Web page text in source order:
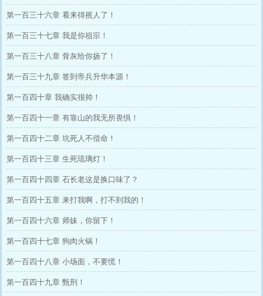
第一百三十六章 看来得摇人了！
第一百三十七章 我是你祖宗！
第一百三十八章 骨灰给你扬了！
第一百三十九章 签到帝兵升华本源！
第一百四十章 我确实很帅！
第一百四十一章 有靠山的我无所畏惧！
第一百四十二章 坑死人不偿命！
第一百四十三章 生死琉璃灯！
第一百四十四章 石长老这是换口味了？
第一百四十五章 来打我啊，打不到我的！
第一百四十六章 师妹，你留下！
第一百四十七章 狗肉火锅！
第一百四十八章 小场面，不要慌！
第一百四十九章 甄刑！